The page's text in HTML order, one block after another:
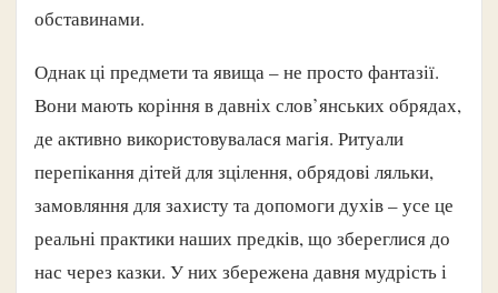
обставинами.
Однак ці предмети та явища – не просто фантазії.
Вони мають коріння в давніх слов’янських обрядах,
де активно використовувалася магія. Ритуали
перепікання дітей для зцілення, обрядові ляльки,
замовляння для захисту та допомоги духів – усе це
реальні практики наших предків, що збереглися до
нас через казки. У них збережена давня мудрість і